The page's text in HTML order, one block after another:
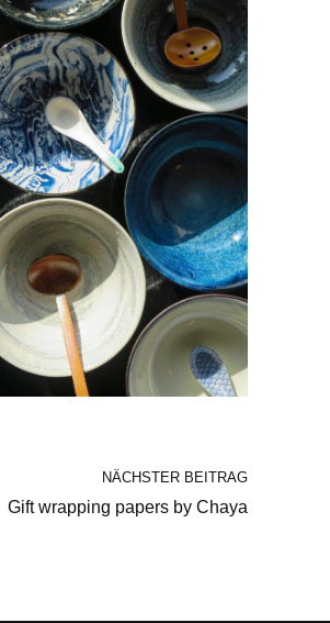
NÄCHSTER BEITRAG
Gift wrapping papers by Chaya